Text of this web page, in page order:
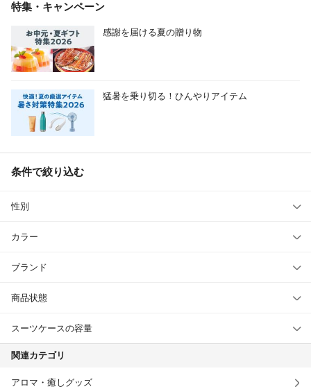
特集・キャンペーン
感謝を届ける夏の贈り物
猛暑を乗り切る！ひんやりアイテム
条件で絞り込む
性別
カラー
ブランド
商品状態
スーツケースの容量
関連カテゴリ
アロマ・癒しグッズ